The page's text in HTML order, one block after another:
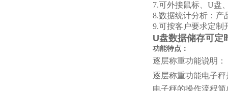
7.可外接鼠标、U盘
8.数据统计分析：产
9.可按客户要求定制
U盘数据储存可定
功能特点：
逐层称重功能说明：
逐层称重功能电子
电子秤的操作流程